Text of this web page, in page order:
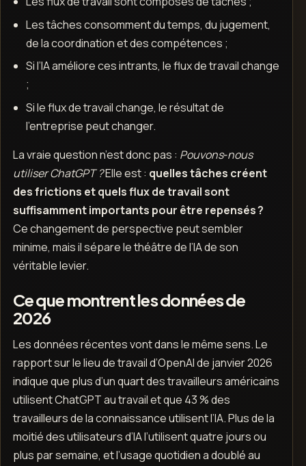
Les tâches consomment du temps, du jugement,
de la coordination et des compétences ;
Si l’IA améliore ces intrants, le flux de travail change
;
Si le flux de travail change, le résultat de
l’entreprise peut changer.
La vraie question n’est donc pas : Pouvons‑nous
utiliser ChatGPT ?Elle est : quelles tâches créent
des frictions et quels flux de travail sont
suffisamment importants pour être repensés ?
Ce changement de perspective peut sembler
minime, mais il sépare le théâtre de l’IA de son
véritable levier.
Ce que montrent les données de
2026
Les données récentes vont dans le même sens. Le
rapport sur le lieu de travail d’OpenAI de janvier 2026
indique que plus d’un quart des travailleurs américains
utilisent ChatGPT au travail et que 43 % des
travailleurs de la connaissance utilisent l’IA. Plus de la
moitié des utilisateurs d’IA l’utilisent quatre jours ou
plus par semaine, et l’usage quotidien a doublé au